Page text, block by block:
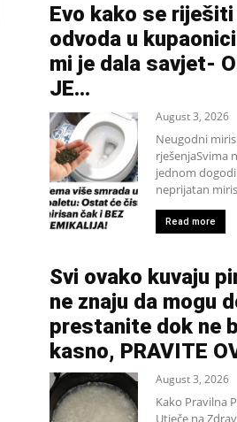
Evo kako se
odvoda u
mi je dala savjet-
JE…
August 3, 2026
Neugodni
rješenjaSvima
jednom
neprijatan
Read more
Svi ovako kuvaju
ne znaju da mogu
prestanite dok ne
kasno, PRAVITE
August 3, 2026
Kako Pravilna
Utječe na